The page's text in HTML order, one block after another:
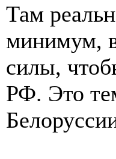
Там
минимум,
силы,
РФ. Это